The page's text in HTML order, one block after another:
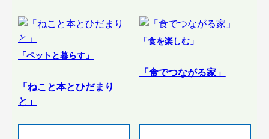
「ペットと暮らす」
「ねこと本とひだまり
と」
「食を楽しむ」
「食でつながる家」